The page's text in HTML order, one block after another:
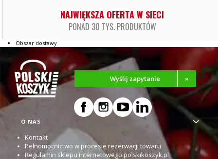
NAJWIĘKSZA OFERTA W SIECI
PONAD 30 TYS. PRODUKTÓW
Obszar dostawy
Linki w stopce
O NAS
Kontakt
Pełnomocnictwo w procesie rezerwacji towaru
Regulamin sklepu internetowego polskikoszyk.pl
Wyślij zapytanie »